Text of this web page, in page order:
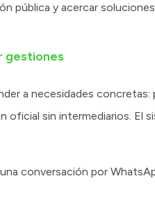
pública y acercar
gestiones
a necesidades
oficial sin intermediarios. El
conversación por